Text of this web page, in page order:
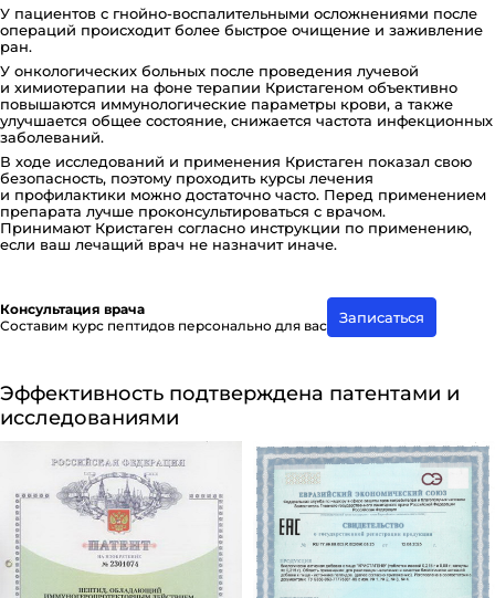
У пациентов с гнойно-воспалительными осложнениями после
операций происходит более быстрое очищение и заживление
ран.
У онкологических больных после проведения лучевой
и химиотерапии на фоне терапии Кристагеном объективно
повышаются иммунологические параметры крови, а также
улучшается общее состояние, снижается частота инфекционных
заболеваний.
В ходе исследований и применения Кристаген показал свою
безопасность, поэтому проходить курсы лечения
и профилактики можно достаточно часто. Перед применением
препарата лучше проконсультироваться с врачом.
Принимают Кристаген согласно инструкции по применению,
если ваш лечащий врач не назначит иначе.
Консультация врача
Составим курс пептидов персонально для вас
Записаться
Эффективность подтверждена патентами и
исследованиями